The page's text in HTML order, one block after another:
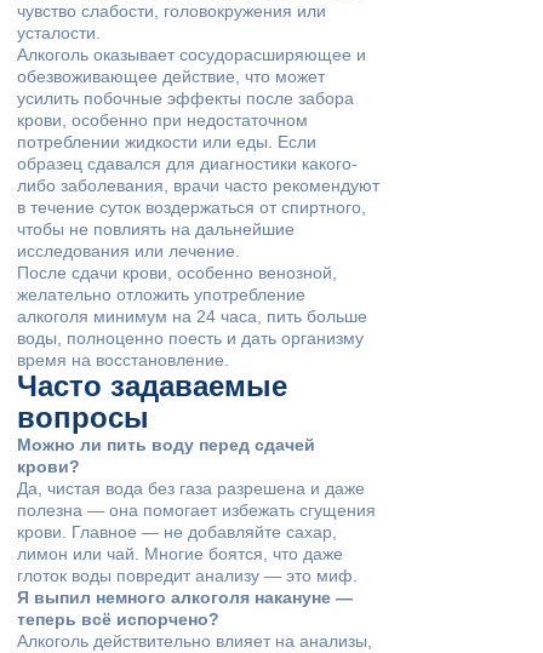
чувство слабости, головокружения или
усталости.
Алкоголь оказывает сосудорасширяющее и
обезвоживающее действие, что может
усилить побочные эффекты после забора
крови, особенно при недостаточном
потреблении жидкости или еды. Если
образец сдавался для диагностики какого-
либо заболевания, врачи часто рекомендуют
в течение суток воздержаться от спиртного,
чтобы не повлиять на дальнейшие
исследования или лечение.
После сдачи крови, особенно венозной,
желательно отложить употребление
алкоголя минимум на 24 часа, пить больше
воды, полноценно поесть и дать организму
время на восстановление.
Часто задаваемые
вопросы
Можно ли пить воду перед сдачей
крови?
Да, чистая вода без газа разрешена и даже
полезна — она помогает избежать сгущения
крови. Главное — не добавляйте сахар,
лимон или чай. Многие боятся, что даже
глоток воды повредит анализу — это миф.
Я выпил немного алкоголя накануне —
теперь всё испорчено?
Алкоголь действительно влияет на анализы,